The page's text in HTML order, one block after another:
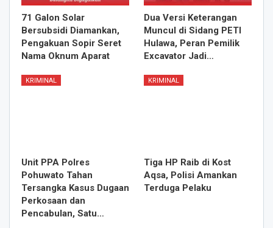
71 Galon Solar
Bersubsidi Diamankan,
Pengakuan Sopir Seret
Nama Oknum Aparat
Dua Versi Keterangan
Muncul di Sidang PETI
Hulawa, Peran Pemilik
Excavator Jadi…
KRIMINAL
Unit PPA Polres
Pohuwato Tahan
Tersangka Kasus Dugaan
Perkosaan dan
Pencabulan, Satu…
KRIMINAL
Tiga HP Raib di Kost
Aqsa, Polisi Amankan
Terduga Pelaku